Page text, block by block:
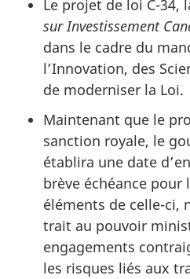
Le projet de loi C-34,
sur Investissement
dans le cadre du
l’Innovation, des
de moderniser la Loi.
Maintenant que le
sanction royale, le
établira une date
brève échéance pour
éléments de celle-ci,
trait au pouvoir
engagements
les risques liés aux